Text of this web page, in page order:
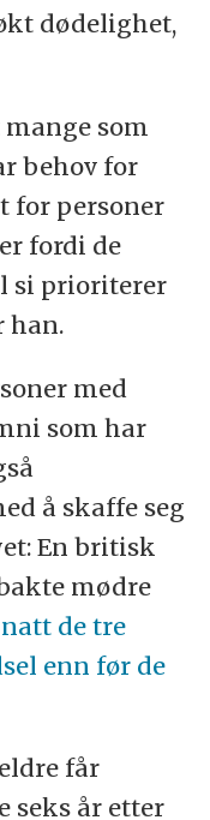
dødelighet,
som
behov for
for personer
fordi de
si prioriterer
han.
med
som har
å skaffe seg
En britisk
mødre
de tre
enn før de
får
seks år etter